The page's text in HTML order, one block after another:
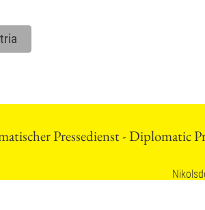
Pressedienst - Diplomatic